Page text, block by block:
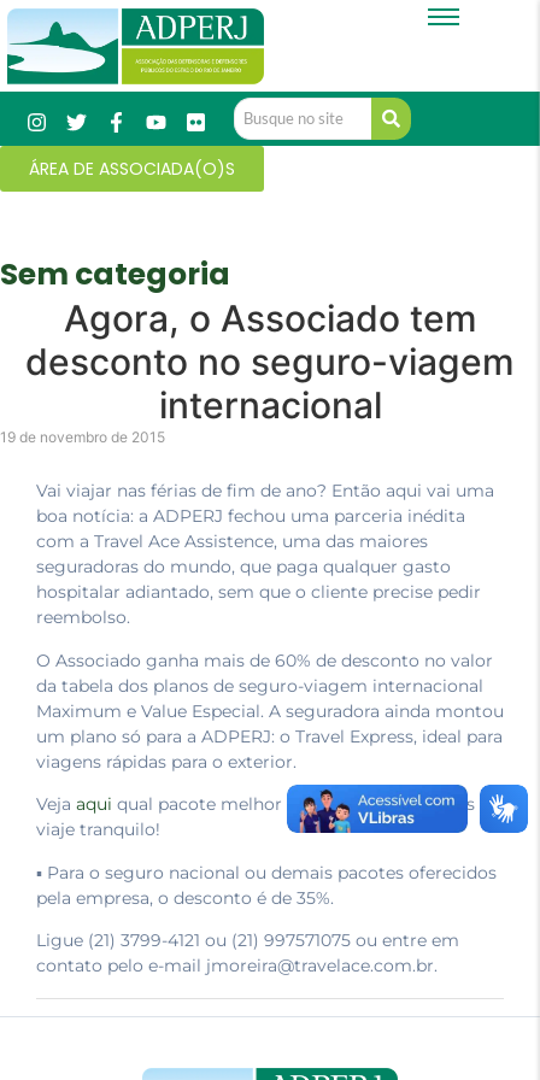
ÁREA DE ASSOCIADA(O)S
Sem categoria
Agora, o Associado tem
desconto no seguro-viagem
internacional
19 de novembro de 2015
Vai viajar nas férias de fim de ano? Então aqui vai uma
boa notícia: a ADPERJ fechou uma parceria inédita
com a Travel Ace Assistence, uma das maiores
seguradoras do mundo, que paga qualquer gasto
hospitalar adiantado, sem que o cliente precise pedir
reembolso.
O Associado ganha mais de 60% de desconto no valor
da tabela dos planos de seguro-viagem internacional
Maximum e Value Especial. A seguradora ainda montou
um plano só para a ADPERJ: o Travel Express, ideal para
viagens rápidas para o exterior.
Veja aqui qual pacote melhor se aplica às suas férias e
viaje tranquilo!
▪ Para o seguro nacional ou demais pacotes oferecidos
pela empresa, o desconto é de 35%.
Ligue (21) 3799-4121 ou (21) 997571075 ou entre em
contato pelo e-mail jmoreira@travelace.com.br.